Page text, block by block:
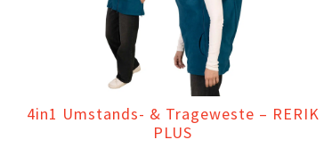
4in1 Umstands- & Trageweste – RERIK
PLUS